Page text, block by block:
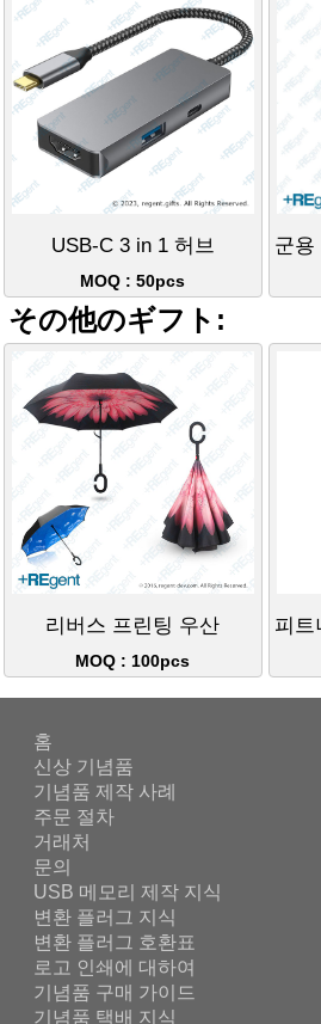
USB-C 3 in 1 허브
MOQ : 50pcs
その他のギフト:
리버스 프린팅 우산
MOQ : 100pcs
홈
신상 기념품
기념품 제작 사례
주문 절차
거래처
문의
USB 메모리 제작 지식
변환 플러그 지식
변환 플러그 호환표
로고 인쇄에 대하여
기념품 구매 가이드
기념품 택배 지식